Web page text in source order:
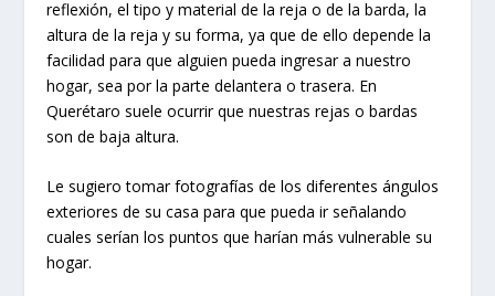
reflexión, el tipo y material de la reja o de la barda, la
altura de la reja y su forma, ya que de ello depende la
facilidad para que alguien pueda ingresar a nuestro
hogar, sea por la parte delantera o trasera. En
Querétaro suele ocurrir que nuestras rejas o bardas
son de baja altura.
Le sugiero tomar fotografías de los diferentes ángulos
exteriores de su casa para que pueda ir señalando
cuales serían los puntos que harían más vulnerable su
hogar.